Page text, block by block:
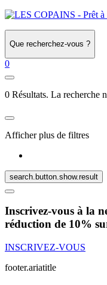
Que recherchez-vous ?
0
0 Résultats. La recherche
Afficher plus de filtres
search.button.show.result
Inscrivez-vous à la
réduction de 10%
INSCRIVEZ-VOUS
footer.ariatitle